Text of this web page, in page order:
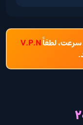
سرعت، لطفاًV.P.N